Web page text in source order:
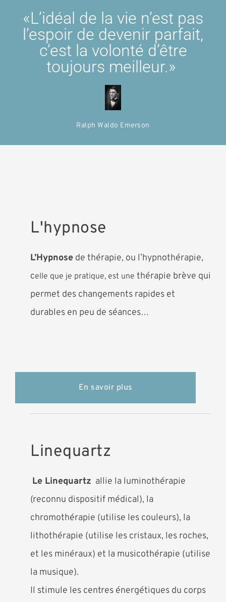
«L’idéal de la vie n’est pas
l’espoir de devenir parfait,
c’est la volonté d’être
toujours meilleur.» ​
Ralph Waldo Emerson
L'hypnose
L’Hypnose de thérapie, ou l’hypnothérapie,
celle que je pratique, est une thérapie brève qui
permet des changements rapides et
durables en peu de séances…
En savoir plus
Linequartz
Le Linequartz allie la luminothérapie
(reconnu dispositif médical), la
chromothérapie (utilise les couleurs), la
lithothérapie (utilise les cristaux, les roches,
et les minéraux) et la musicothérapie (utilise
la musique).
Il stimule les centres énergétiques du corps